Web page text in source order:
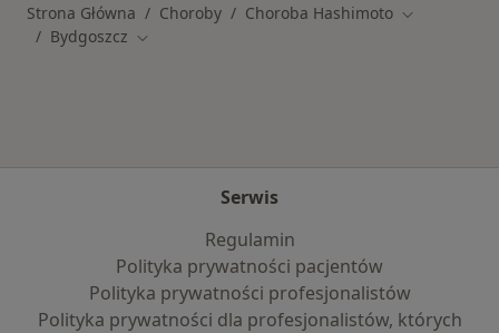
Strona Główna Choroby Choroba Hashimoto Zmień
Bydgoszcz Zmień miasto
Serwis
Regulamin
Polityka prywatności pacjentów
Polityka prywatności profesjonalistów
Polityka prywatności dla profesjonalistów, których